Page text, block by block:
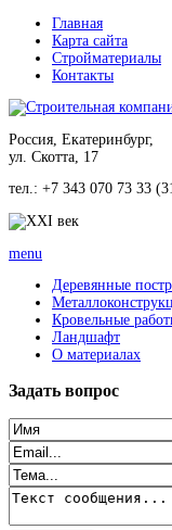
Главная
Карта сайта
Стройматериалы
Контакты
Россия, Екатеринбург,
ул. Скотта, 17
тел.: +7 343 070 73 33
menu
Деревянные
Кровельные
Ландшафт
О материалах
Задать вопрос